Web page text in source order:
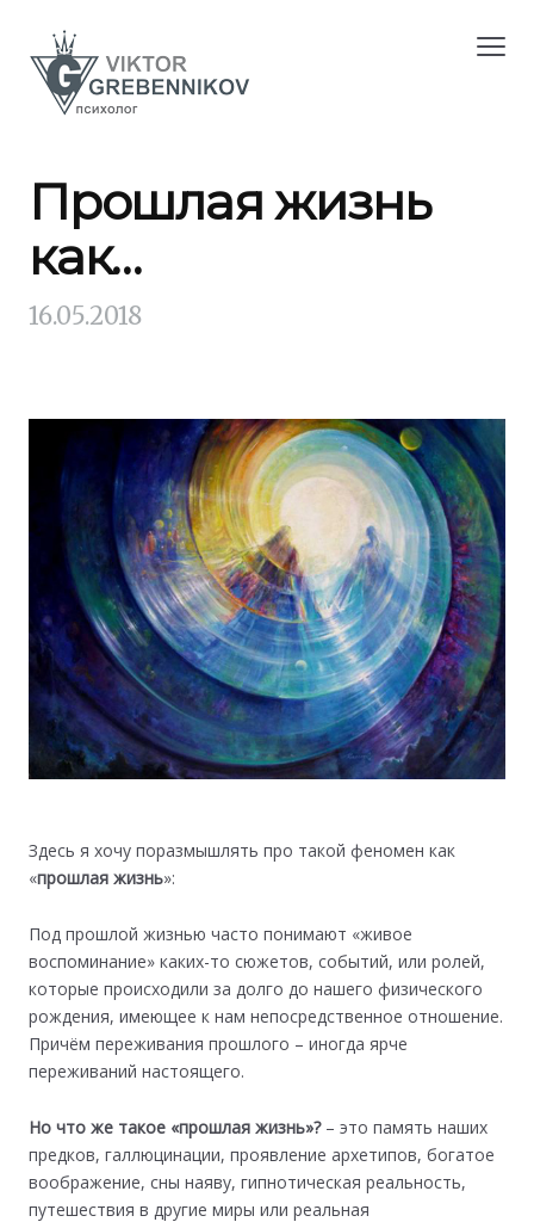
Прошлая жизнь
как…
16.05.2018
Здесь я хочу поразмышлять про такой феномен как
«прошлая жизнь»:
Под прошлой жизнью часто понимают «живое
воспоминание» каких-то сюжетов, событий, или ролей,
которые происходили за долго до нашего физического
рождения, имеющее к нам непосредственное отношение.
Причём переживания прошлого – иногда ярче
переживаний настоящего.
Но что же такое «прошлая жизнь»?– это память наших
предков, галлюцинации, проявление архетипов, богатое
воображение, сны наяву, гипнотическая реальность,
путешествия в другие миры или реальная